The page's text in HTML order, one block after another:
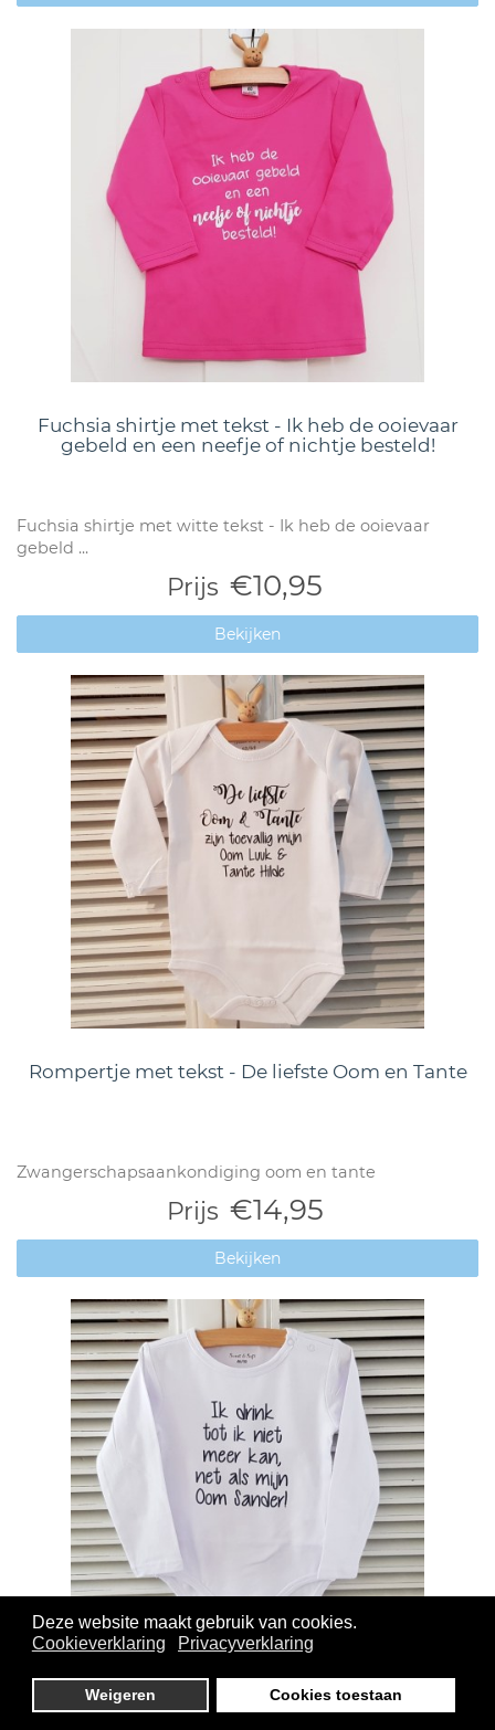
Deze website maakt gebruik van cookies.
Cookieverklaring
Privacyverklaring
Weigeren Cookies toestaan
Fuchsia shirtje met tekst - Ik heb de ooievaar
gebeld en een neefje of nichtje besteld!
Fuchsia shirtje met witte tekst - Ik heb de ooievaar
gebeld ...
Prijs €10,95
Bekijken
Rompertje met tekst - De liefste Oom en Tante
Zwangerschapsaankondiging oom en tante
Prijs €14,95
Bekijken
Rompertje met tekst - Ik drink tot ik niet meer
kan